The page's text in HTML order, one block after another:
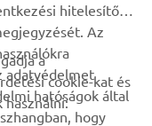
hitelesítő
Az
adatvédelmet
hatóságok által
hogy
a
cookie-kat és
használni: